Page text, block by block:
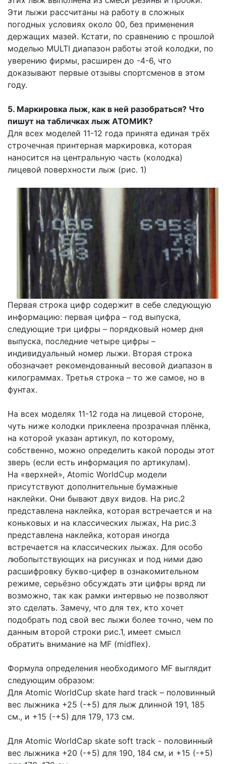
Эти лыжи рассчитаны на работу в сложных
погодных условиях около 00, без применения
держащих мазей. Кстати, по сравнению с прошлой
моделью MULTI диапазон работы этой колодки, по
уверению фирмы, расширен до -4-6, что
доказывают первые отзывы спортсменов в этом
году.
5. Маркировка лыж, как в ней разобраться? Что
пишут на табличках лыж АТОМИК?
Для всех моделей 11-12 года принята единая трёх
строчечная принтерная маркировка, которая
наносится на центральную часть (колодка)
лицевой поверхности лыж (рис. 1)
Первая строка цифр содержит в себе следующую
информацию: первая цифра – год выпуска,
следующие три цифры – порядковый номер дня
выпуска, последние четыре цифры –
индивидуальный номер лыжи. Вторая строка
обозначает рекомендованный весовой диапазон в
килограммах. Третья строка – то же самое, но в
фунтах.
На всех моделях 11-12 года на лицевой стороне,
чуть ниже колодки приклеена прозрачная плёнка,
на которой указан артикул, по которому,
собственно, можно определить какой породы этот
зверь (если есть информация по артикулам).
На «верхней», Atomic WorldCup модели
присутствуют дополнительные бумажные
наклейки. Они бывают двух видов. На рис.2
представлена наклейка, которая встречается и на
коньковых и на классических лыжах, На рис.3
представлена наклейка, которая иногда
встречается на классических лыжах. Для особо
любопытствующих на рисунках и под ними даю
расшифровку букво-цифер в ознакомительном
режиме, серьёзно обсуждать эти цифры вряд ли
возможно, так как рамки интервью не позволяют
это сделать. Замечу, что для тех, кто хочет
подобрать под свой вес лыжи более точно, чем по
данным второй строки рис.1, имеет смысл
обратить внимание на MF (midflex).
Формула определения необходимого MF выглядит
следующим образом:
Для Atomic WorldCup skate hard track – половинный
вес лыжника +25 (-+5) для лыж длинной 191, 185
см., и +15 (-+5) для 179, 173 см.
Для Atomic WorldCap skate soft track - половинный
вес лыжника +20 (-+5) для 190, 184 см, и +15 (-+5)